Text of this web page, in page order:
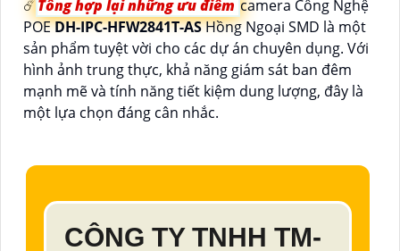
☄️Tổng hợp lại những ưu điểm camera Công Nghệ
POEDH-IPC-HFW2841T-ASHồng Ngoại SMD là một
sản phẩm tuyệt vời cho các dự án chuyên dụng. Với
hình ảnh trung thực, khả năng giám sát ban đêm
mạnh mẽ và tính năng tiết kiệm dung lượng, đây là
một lựa chọn đáng cân nhắc.
CÔNG TY TNHH TM-